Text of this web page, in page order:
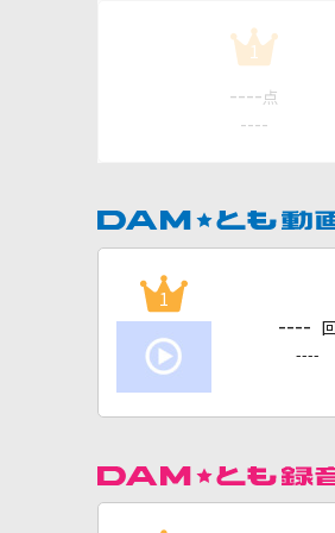
1
---- 点
----
1
---- 回
----